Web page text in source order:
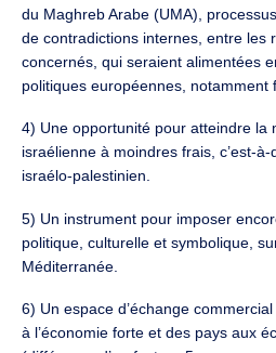
du Maghreb Arabe (UMA),
de contradictions internes, entre les
concernés, qui seraient alimentées
politiques européennes, notamment
4) Une opportunité pour atteindre la
israélienne à moindres frais, c’est-
israélo-palestinien.
5) Un instrument pour imposer
politique, culturelle et symbolique,
Méditerranée.
6) Un espace d’échange
à l’économie forte et des pays aux